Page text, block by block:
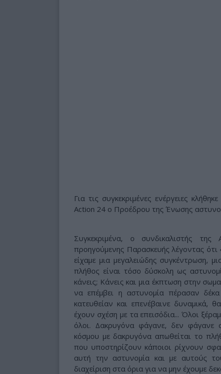
Για τις συγκεκριμένες ενέργειες
Action 24 ο Προέδρου της Ένωσης
Συγκεκριμένα, ο συνδικαλιστής
προηγούμενης Παρασκευής λέγοντας
είχαμε μια μεγαλειώδης συγκέντρωση,
πλήθος είναι τόσο δύσκολη ως
κάνεις; Κάνεις και μια έκπτωση στην
να επέμβει η αστυνομία πέρασαν
κατευθείαν και επενέβαινε δυναμικά,
έχουν σχέση με τα επεισόδια... Όλοι
όλοι. Δακρυγόνα φάγανε, δεν φάγανε
κόσμου με δακρυγόνα απωθείται το
που υποστηρίζουν κάποιοι ρίχνουν
αυτή την αστυνομία και με αυτούς
διαχείριση στα όρια για να μην έχουμε